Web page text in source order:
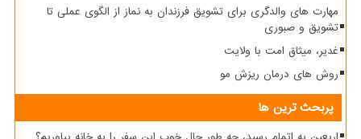
مهارت های والدگری برای تشویق فرزندان به نماز از الگوی عملی تا
تشویق و صبوری
غدیر، میثاق امت با ولایت
روش های درمان ریزش مو
پربحث ترین ها